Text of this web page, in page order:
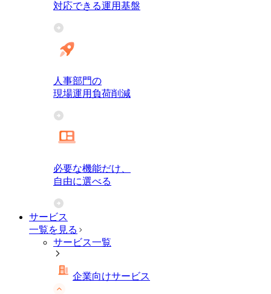
対応できる運用基盤
人事部門の
現場運用負荷削減
必要な機能だけ、
自由に選べる
サービス
一覧を見る
サービス一覧
企業向けサービス